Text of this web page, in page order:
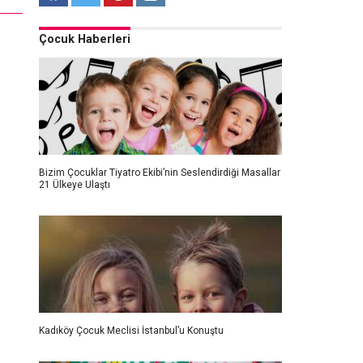
Çocuk Haberleri
Bizim Çocuklar Tiyatro Ekibi’nin Seslendirdiği Masallar
21 Ülkeye Ulaştı
Kadıköy Çocuk Meclisi İstanbul’u Konuştu